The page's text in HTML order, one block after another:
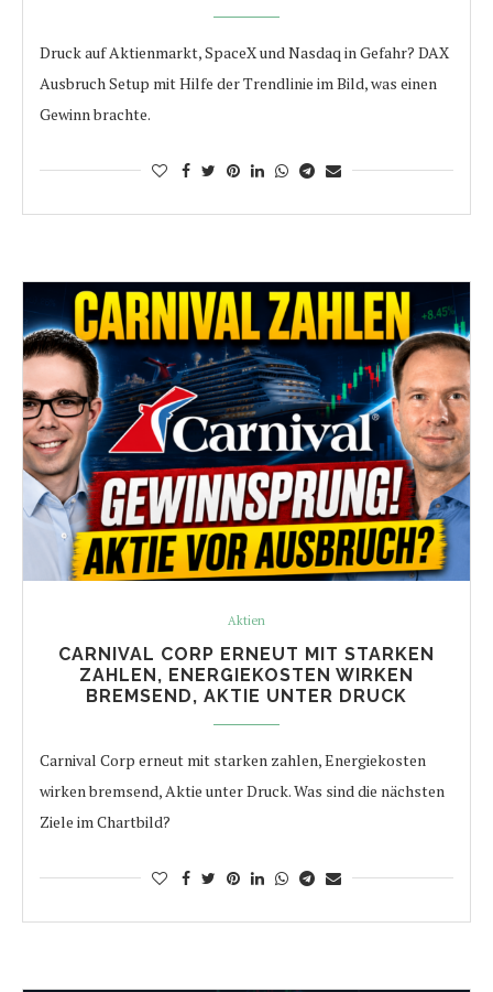
Druck auf Aktienmarkt, SpaceX und Nasdaq in Gefahr? DAX
Ausbruch Setup mit Hilfe der Trendlinie im Bild, was einen
Gewinn brachte.
Aktien
CARNIVAL CORP ERNEUT MIT STARKEN
ZAHLEN, ENERGIEKOSTEN WIRKEN
BREMSEND, AKTIE UNTER DRUCK
Carnival Corp erneut mit starken zahlen, Energiekosten
wirken bremsend, Aktie unter Druck. Was sind die nächsten
Ziele im Chartbild?